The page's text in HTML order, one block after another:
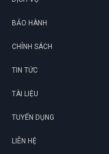
BẢO HÀNH
CHÍNH SÁCH
TIN TỨC
TÀI LIỆU
TUYỂN DỤNG
LIÊN HỆ